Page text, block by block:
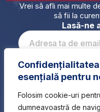
esențială pentru
Folosim cookie-uri
dumneavoastră de
Vrei să afli mai multe
să fii la
Lasă-ne
*Vreau să primesc
prelucrarea datelor
Please leave this field